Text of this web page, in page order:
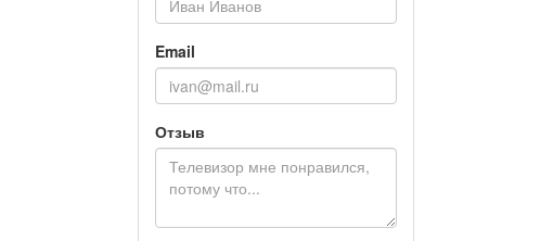
Email
Отзыв